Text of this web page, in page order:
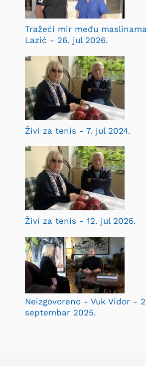
Tražeći mir među
Lazić - 26. jul 2026.
Živi za tenis - 7. jul 2024.
Živi za tenis - 12. jul 2026.
Neizgovoreno - Vuk Vidor -
septembar 2025.